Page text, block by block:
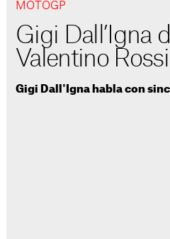
MOTOGP
Gigi Dall’Igna
Valentino Rossi
Gigi Dall'Igna habla con